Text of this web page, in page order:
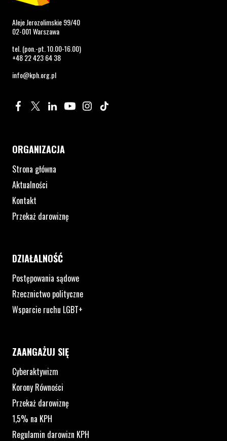
Aleje Jerozolimskie 99/40
02-001 Warszawa
tel. (pon.-pt. 10.00-16.00)
+48 22 423 64 38
info@kph.org.pl
Profil na Facebook. Strona otwiera się w nowym oknie.
Profil na Twitter. Strona otwiera się w nowym oknie.
Profil na LinkedIn. Strona otwiera się w nowym oknie.
Profil na YouTube. Strona otwiera się w nowym
Profil na Instagram. Strona otwiera się
ORGANIZACJA
Strona główna
Aktualności
Kontakt
Przekaż darowiznę
DZIAŁALNOŚĆ
Postępowania sądowe
Rzecznictwo polityczne
Wsparcie ruchu LGBT+
ZAANGAŻUJ SIĘ
Cyberaktywizm
Korony Równości
Przekaż darowiznę
1,5% na KPH
Regulamin darowizn KPH